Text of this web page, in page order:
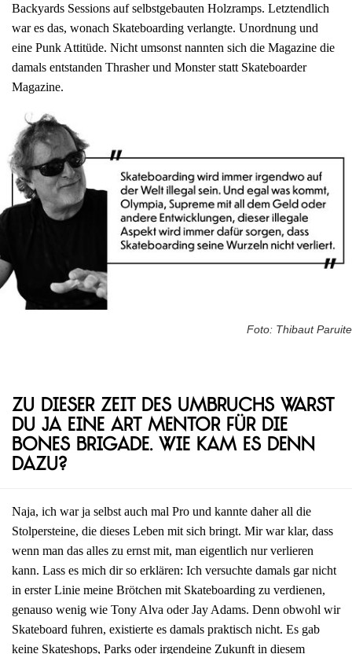
Backyards Sessions auf selbstgebauten Holzramps. Letztendlich
war es das, wonach Skateboarding verlangte. Unordnung und
eine Punk Attitüde. Nicht umsonst nannten sich die Magazine die
damals entstanden Thrasher und Monster statt Skateboarder
Magazine.
Foto: Thibaut Paruite
Zu dieser Zeit des Umbruchs warst
du ja eine Art Mentor für die
Bones Brigade. Wie kam es denn
dazu?
Naja, ich war ja selbst auch mal Pro und kannte daher all die
Stolpersteine, die dieses Leben mit sich bringt. Mir war klar, dass
wenn man das alles zu ernst mit, man eigentlich nur verlieren
kann. Lass es mich dir so erklären: Ich versuchte damals gar nicht
in erster Linie meine Brötchen mit Skateboarding zu verdienen,
genauso wenig wie Tony Alva oder Jay Adams. Denn obwohl wir
Skateboard fuhren, existierte es damals praktisch nicht. Es gab
keine Skateshops, Parks oder irgendeine Zukunft in diesem